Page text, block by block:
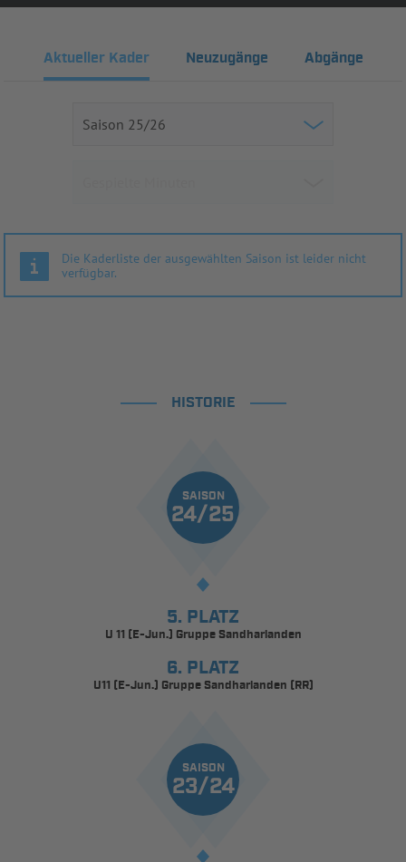
Aktueller Kader Neuzugänge Abgänge
Die Kaderliste der ausgewählten Saison ist leider nicht
verfügbar.
HISTORIE
SAISON
24/25
5. PLATZ
U 11 (E-Jun.) Gruppe Sandharlanden
6. PLATZ
U11 (E-Jun.) Gruppe Sandharlanden (RR)
SAISON
23/24